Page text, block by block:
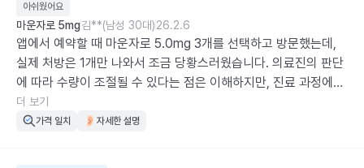
아쉬웠어요
마운자로 5mg김**(남성 30대)26.2.6
앱에서 예약할 때 마운자로 5.0mg 3개를 선택하고 방문했는데,
실제 처방은 1개만 나와서 조금 당황스러웠습니다. 의료진의 판단
에 따라 수량이 조절될 수 있다는 점은 이해하지만, 진료 과정에서
이에 대한 구체적인 설명이나 사전에 조율하는 과정이 있었다면
더 좋았을 것 같습니다.
더 보기
가격 일치 자세한 설명